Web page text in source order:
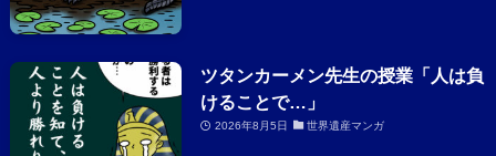
ツタンカーメン先生の授業「人は負
けることで…」
2026年8月5日 世界遺産マンガ